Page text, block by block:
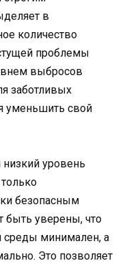
в
количество
проблемы
выбросов
заботливых
уменьшить свой
уровень
безопасным
быть уверены, что
среды минимален, а
Это позволяет